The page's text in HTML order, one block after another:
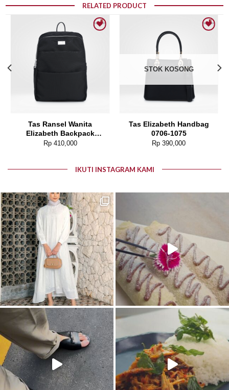
RELATED PRODUCT
Add to wishlist
Tas Ransel Wanita
Elizabeth Backpack
0055-5277
Rp410,000
Add to wishlist
STOK KOSONG
Tas Elizabeth Handbag
0706-1075
Rp 390,000
IKUTI INSTAGRAM KAMI